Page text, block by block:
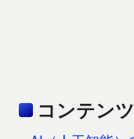
コンテン